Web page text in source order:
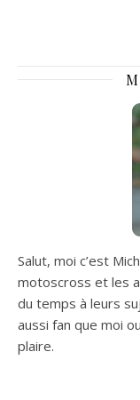
Salut, moi c’est
motoscross et les
du temps à leurs
aussi fan que moi
plaire.